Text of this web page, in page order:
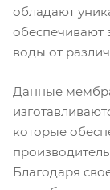
обладают
обеспечивают
воды от
Данные
которые
Благодаря